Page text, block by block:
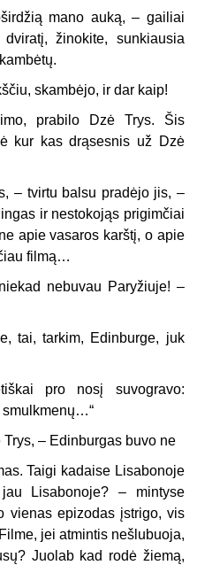
mano auką, – gailiai
žinokite, sunkiausia
skambėjo, ir dar kaip!
prabilo Dzė Trys. Šis
kur kas drąsesnis už Dzė
– tvirtu balsu pradėjo jis, –
ir nestokojąs prigimčiai
apie vasaros karštį, o apie
filmą…
nebuvau Paryžiuje! –
tai, tarkim, Edinburge, juk
pro nosį suvogravo:
smulkmenų…“
– Edinburgas buvo ne
Taigi kadaise Lisabonoje
Lisabonoje? – mintyse
vienas epizodas įstrigo, vis
jei atmintis nešlubuoja,
Juolab kad rodė žiemą,